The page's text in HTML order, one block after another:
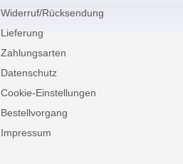
Widerruf/Rücksendung
Lieferung
Zahlungsarten
Datenschutz
Cookie-Einstellungen
Bestellvorgang
Impressum